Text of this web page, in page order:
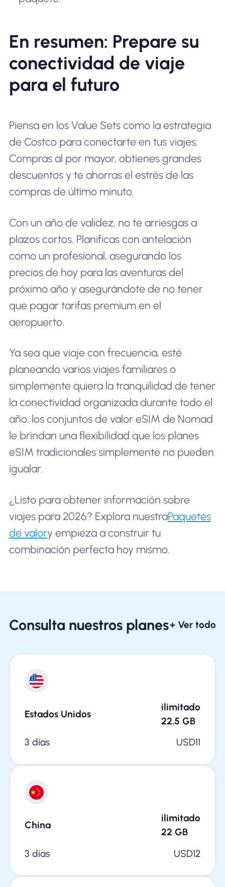
En resumen: Prepare su
conectividad de viaje
para el futuro
Piensa en los Value Sets como la estrategia
de Costco para conectarte en tus viajes.
Compras al por mayor, obtienes grandes
descuentos y te ahorras el estrés de las
compras de último minuto.
Con un año de validez, no te arriesgas a
plazos cortos. Planificas con antelación
como un profesional, asegurando los
precios de hoy para las aventuras del
próximo año y asegurándote de no tener
que pagar tarifas premium en el
aeropuerto.
Ya sea que viaje con frecuencia, esté
planeando varios viajes familiares o
simplemente quiera la tranquilidad de tener
la conectividad organizada durante todo el
año, los conjuntos de valor eSIM de Nomad
le brindan una flexibilidad que los planes
eSIM tradicionales simplemente no pueden
igualar.
¿Listo para obtener información sobre
viajes para 2026? Explora nuestraPaquetes
de valory empieza a construir tu
combinación perfecta hoy mismo.
Consulta nuestros planes+ Ver todo
Estados Unidos
ilimitado
22.5 GB
3 días
USD11
China
ilimitado
22 GB
3 días
USD12